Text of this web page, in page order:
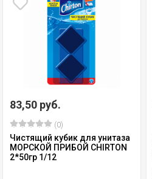
83,50 руб.
(0)
Чистящий кубик для унитаза
МОРСКОЙ ПРИБОЙ CHIRTON
2*50гр 1/12